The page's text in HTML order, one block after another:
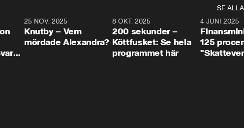
SE ALLA
31:05
25 NOV. 2025
Knutby – Vem
mördade Alexandra?
4:29
8 OKT. 2025
200 sekunder –
Köttfusket: Se hela
programmet här
4 JUNI 2025
125